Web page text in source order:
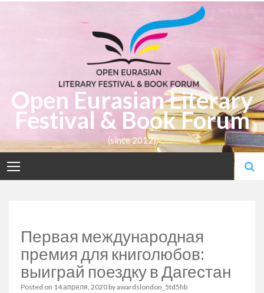
Open Eurasian Literary
Festival & Book Forum
(since 2012)
Первая международная
премия для книголюбов:
выиграй поездку в Дагестан
Posted on 14 апреля, 2020 byawardslondon_5td5hb